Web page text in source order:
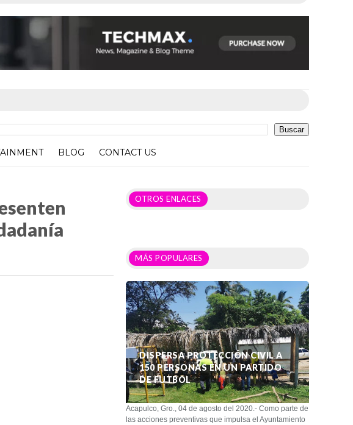
BLOG CONTACT US
OTROS ENLACES
MÁS POPULARES
DISPERSA PROTECCIÓN CIVIL A
150 PERSONAS EN UN PARTIDO
DE FUTBOL
Acapulco, Gro., 04 de agosto del 2020.- Como parte de
las acciones preventivas que impulsa el Ayuntamiento